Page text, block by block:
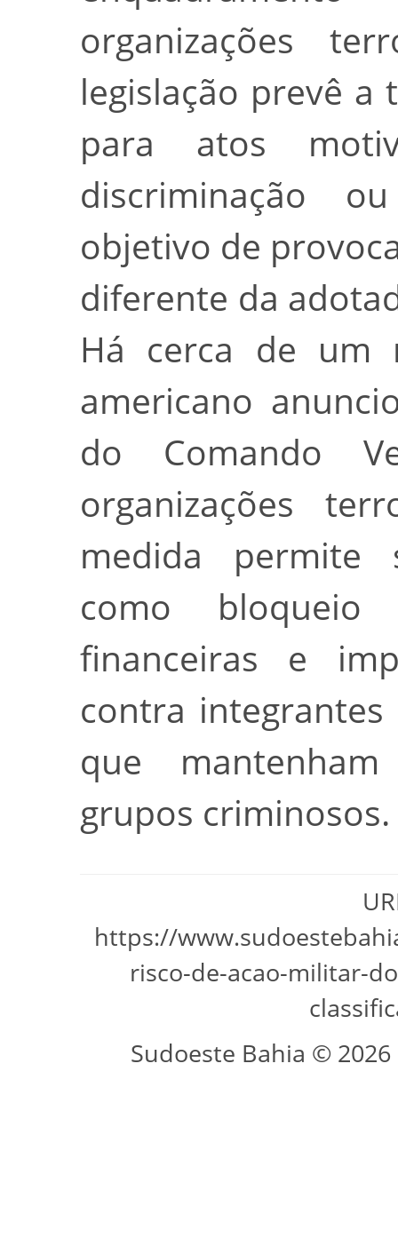
organizações
legislação prevê
para atos
discriminação
objetivo de
diferente da
Há cerca de um
americano
do Comando
organizações
medida permite
como
financeiras e
contra
que
grupos criminosos.
https://
risco-de-acao-militar-
Sudoeste Bahia ©